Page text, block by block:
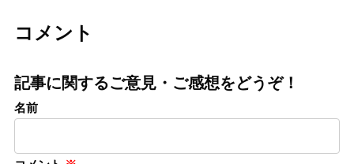
コメント
記事に関するご意見・ご感想をどうぞ！
名前